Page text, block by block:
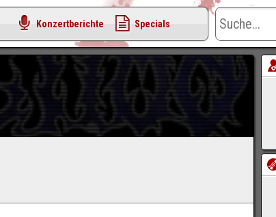
Konzertberichte Specials